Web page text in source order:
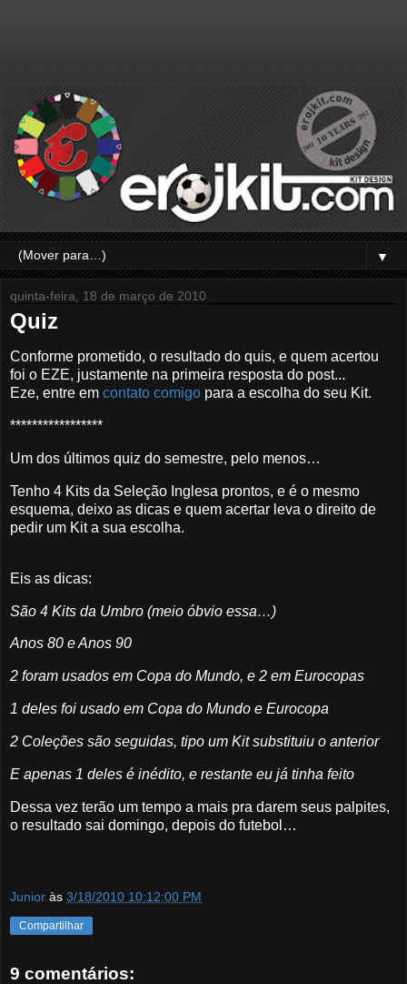
▼
quinta-feira, 18 de março de 2010
Quiz
Conforme prometido, o resultado do quis, e quem acertou
foi o EZE, justamente na primeira resposta do post...
Eze, entre em contato comigo para a escolha do seu Kit.
*****************
Um dos últimos quiz do semestre, pelo menos…
Tenho 4 Kits da Seleção Inglesa prontos, e é o mesmo
esquema, deixo as dicas e quem acertar leva o direito de
pedir um Kit a sua escolha.
Eis as dicas:
São 4 Kits da Umbro (meio óbvio essa…)
Anos 80 e Anos 90
2 foram usados em Copa do Mundo, e 2 em Eurocopas
1 deles foi usado em Copa do Mundo e Eurocopa
2 Coleções são seguidas, tipo um Kit substituiu o anterior
E apenas 1 deles é inédito, e restante eu já tinha feito
Dessa vez terão um tempo a mais pra darem seus palpites,
o resultado sai domingo, depois do futebol…
Junior às 3/18/2010 10:12:00 PM
Compartilhar
9 comentários: